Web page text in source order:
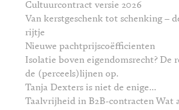
Cultuurcontract versie 2026
Van kerstgeschenk tot schenking –
rijtje
Nieuwe pachtprijscoëfficienten
Isolatie boven eigendomsrecht? De
de (perceels)lijnen op.
Tanja Dexters is niet de enige...
Taalvrijheid in B2B-contracten Wat